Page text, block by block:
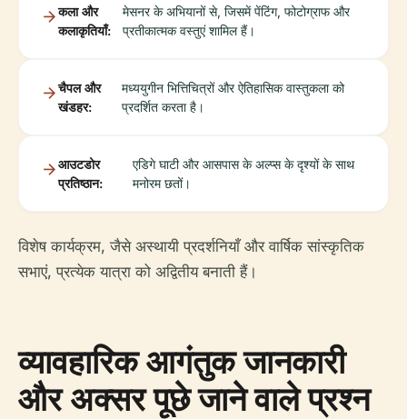
कला और
कलाकृतियाँ:
मेसनर के अभियानों से, जिसमें पेंटिंग, फोटोग्राफ और
प्रतीकात्मक वस्तुएं शामिल हैं।
चैपल और
खंडहर:
मध्ययुगीन भित्तिचित्रों और ऐतिहासिक वास्तुकला को
प्रदर्शित करता है।
आउटडोर
प्रतिष्ठान:
एडिगे घाटी और आसपास के अल्प्स के दृश्यों के साथ
मनोरम छतों।
विशेष कार्यक्रम, जैसे अस्थायी प्रदर्शनियाँ और वार्षिक सांस्कृतिक
सभाएं, प्रत्येक यात्रा को अद्वितीय बनाती हैं।
व्यावहारिक आगंतुक जानकारी
और अक्सर पूछे जाने वाले प्रश्न